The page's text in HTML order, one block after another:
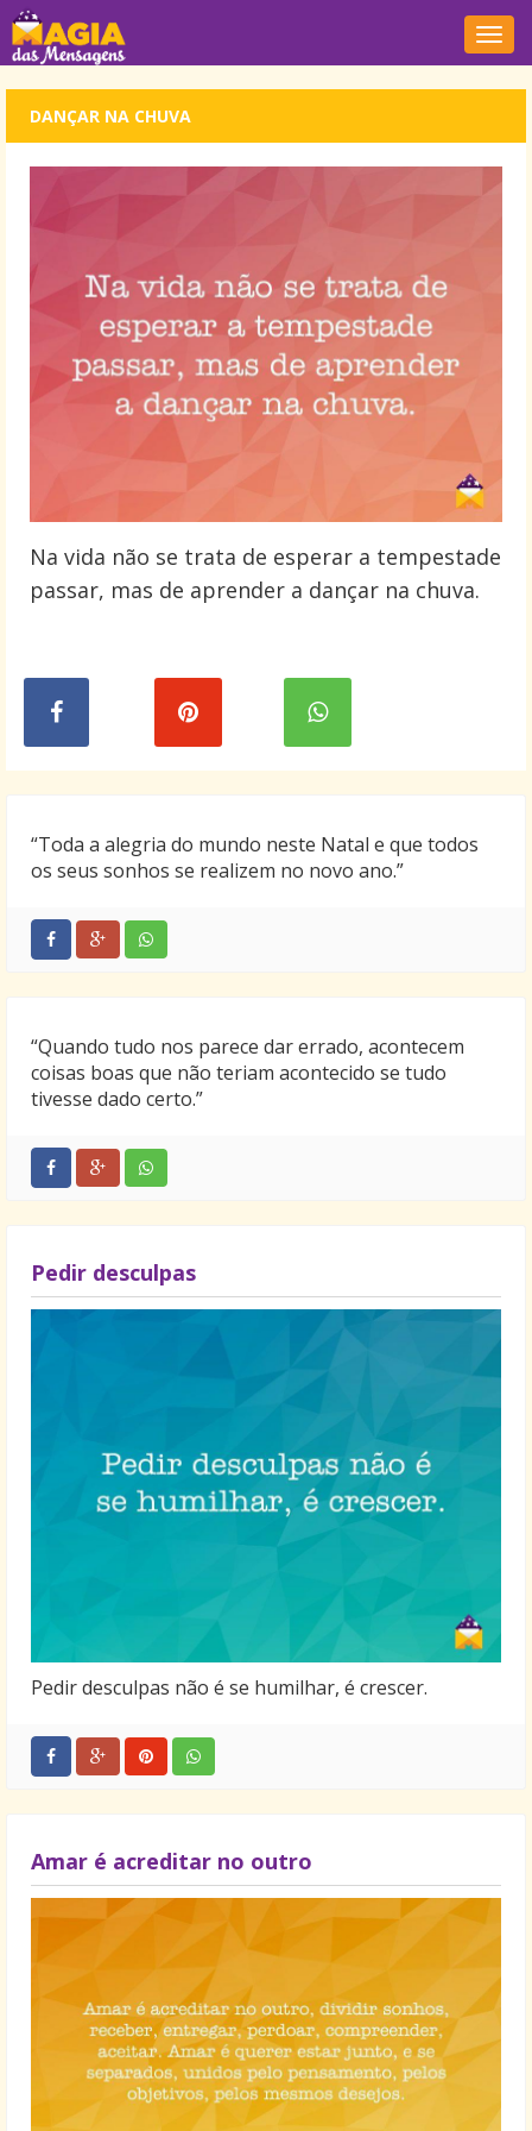
DANÇAR NA CHUVA
Na vida não se trata de esperar a tempestade
passar, mas de aprender a dançar na chuva.
“Toda a alegria do mundo neste Natal e que todos
os seus sonhos se realizem no novo ano.”
“Quando tudo nos parece dar errado, acontecem
coisas boas que não teriam acontecido se tudo
tivesse dado certo.”
Pedir desculpas
Pedir desculpas não é se humilhar, é crescer.
Amar é acreditar no outro